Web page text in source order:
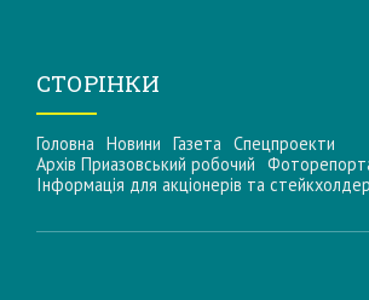
СТОРІНКИ
Головна Новини Газета Спецпроекти
Архів Приазовський робочий
Інформацiя для акцiонерiв та